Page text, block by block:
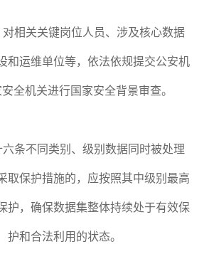
对相关关键岗位人员、涉及核心数据
和运维单位等，依法依规提交公安机
全机关进行国家安全背景审查。
六条不同类别、级别数据同时被处理
取保护措施的，应按照其中级别最高
护，确保数据集整体持续处于有效保
护和合法利用的状态。